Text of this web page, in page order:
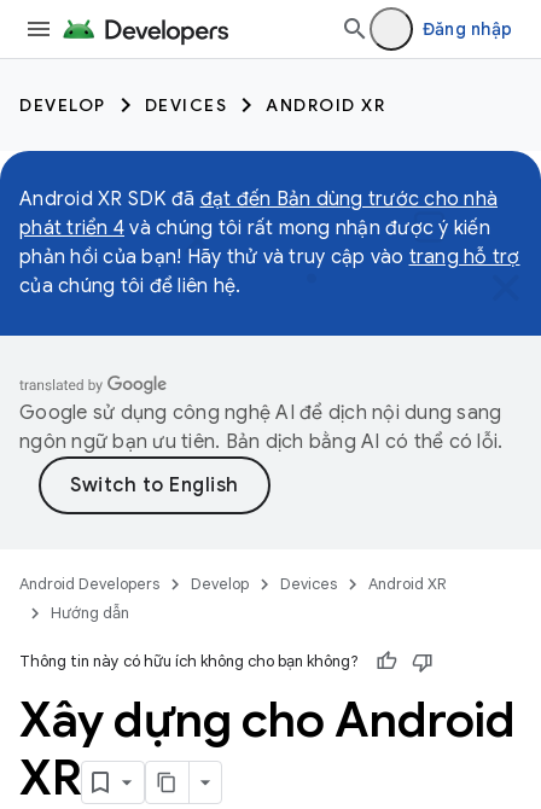
Đăng nhập
DEVELOP DEVICES ANDROID XR
Android XR SDK đã đạt đến Bản dùng trước cho nhà
phát triển 4 và chúng tôi rất mong nhận được ý kiến
phản hồi của bạn! Hãy thử và truy cập vào trang hỗ trợ
của chúng tôi để liên hệ.
Google sử dụng công nghệ AI để dịch nội dung sang
ngôn ngữ bạn ưu tiên. Bản dịch bằng AI có thể có lỗi.
Android Developers Develop Devices
Android XR
Hướng dẫn
Thông tin này có hữu ích không cho bạn không?
Xây dựng cho Android
XR